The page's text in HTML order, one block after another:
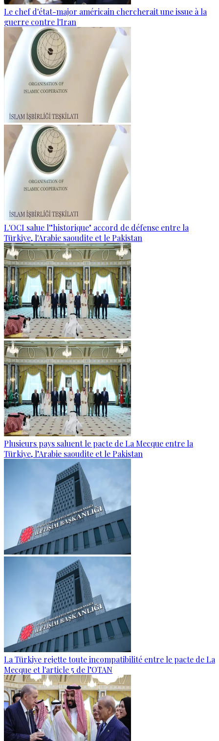
Le chef d'état-major américain chercherait une issue à la
guerre contre l'Iran
L'OCI salue l'"historique" accord de défense entre la
Türkiye, l'Arabie saoudite et le Pakistan
Plusieurs pays saluent le pacte de La Mecque entre la
Türkiye, l’Arabie saoudite et le Pakistan
La Türkiye rejette toute incompatibilité entre le pacte de La
Mecque et l'article 5 de l’OTAN